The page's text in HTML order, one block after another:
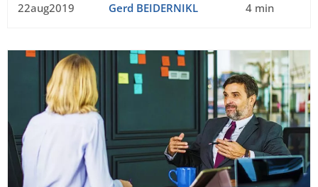
22aug2019 Gerd BEIDERNIKL 4 min